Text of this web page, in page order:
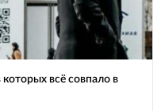
всё совпало в